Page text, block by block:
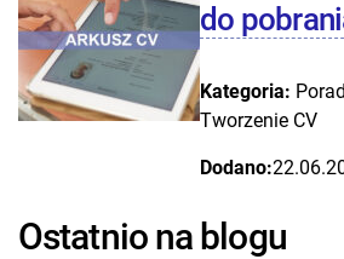
do
Kategoria:
Tworzenie CV
Dodano:
Ostatnio na blogu